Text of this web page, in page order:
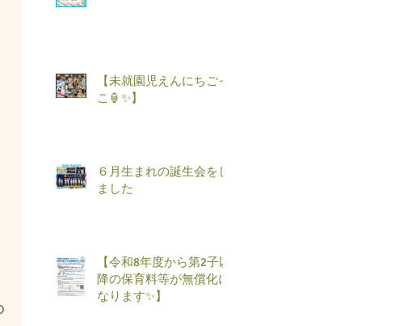
【未就園児えんにちごっ
こ🏮✨】
６月生まれの誕生会をし
ました
【令和8年度から第2子以
降の保育料等が無償化に
なります✨】